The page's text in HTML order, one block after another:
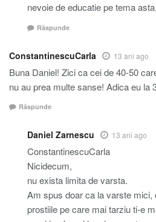
nevoie de educatie pe tema
Răspunde
ConstantinescuCarla 13 ani ago
Buna Daniel! Zici ca cei de 40-50
nu au prea multe sanse! Adica eu la
Răspunde
Daniel Zarnescu 13 ani ago
ConstantinescuCarla
Nicidecum,
nu exista limita de varsta.
Am spus doar ca la varste
prostiile pe care mai tarziu ti-e